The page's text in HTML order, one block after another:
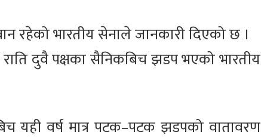
रहेको भारतीय सेनाले जानकारी दिएको छ ।
राति दुवै पक्षका सैनिकबिच झडप भएको भारतीय
यही वर्ष मात्र पटक–पटक झडपको वातावरण